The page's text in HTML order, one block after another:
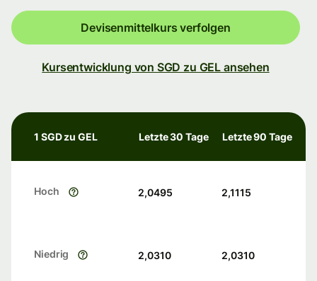
Devisenmittelkurs verfolgen
Kursentwicklung von SGD zu GEL ansehen
1 SGD zu GEL Letzte 30 Tage Letzte 90 Tage
Hoch 2,0495 2,1115
Niedrig 2,0310 2,0310